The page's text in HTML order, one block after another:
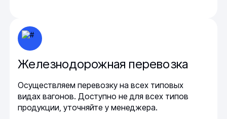
Железнодорожная перевозка
Осуществляем перевозку на всех типовых
видах вагонов. Доступно не для всех типов
продукции, уточняйте у менеджера.